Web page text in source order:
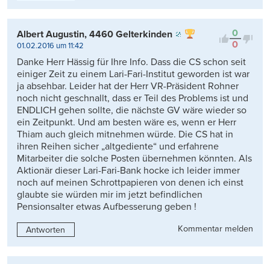
0
0
Albert Augustin, 4460 Gelterkinden
01.02.2016 um 11:42
Danke Herr Hässig für Ihre Info. Dass die CS schon seit
einiger Zeit zu einem Lari-Fari-Institut geworden ist war
ja absehbar. Leider hat der Herr VR-Präsident Rohner
noch nicht geschnallt, dass er Teil des Problems ist und
ENDLICH gehen sollte, die nächste GV wäre wieder so
ein Zeitpunkt. Und am besten wäre es, wenn er Herr
Thiam auch gleich mitnehmen würde. Die CS hat in
ihren Reihen sicher „altgediente“ und erfahrene
Mitarbeiter die solche Posten übernehmen könnten. Als
Aktionär dieser Lari-Fari-Bank hocke ich leider immer
noch auf meinen Schrottpapieren von denen ich einst
glaubte sie würden mir im jetzt befindlichen
Pensionsalter etwas Aufbesserung geben !
Antworten Kommentar melden